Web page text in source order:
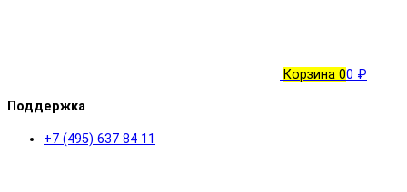
Корзина 00 ₽
Поддержка
+7 (495) 637 84 11